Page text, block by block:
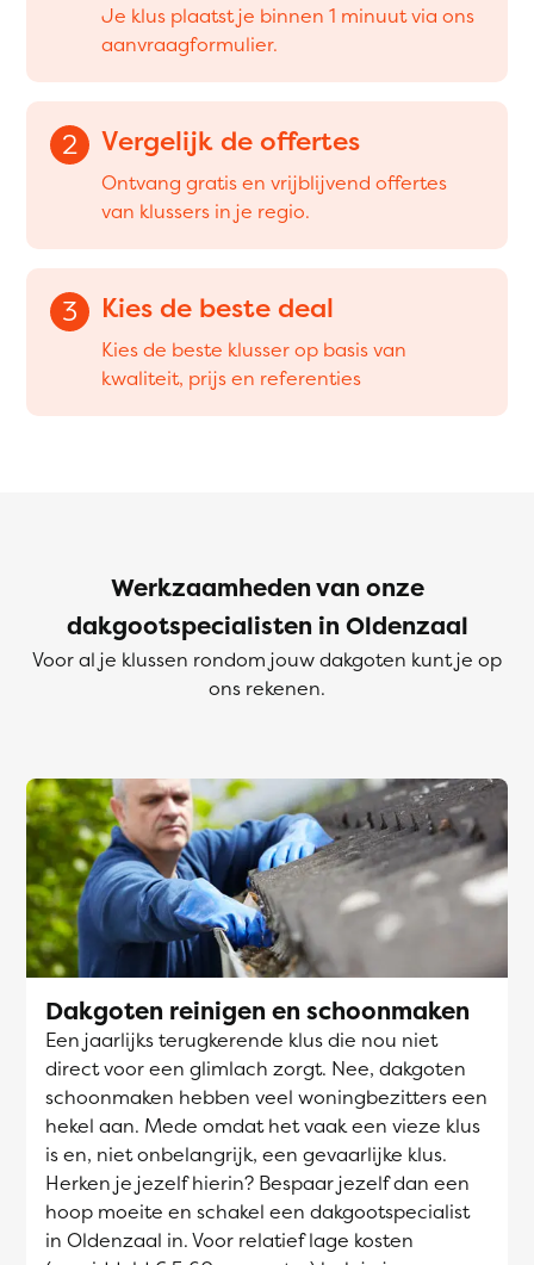
Je klus plaatst je binnen 1 minuut via ons
aanvraagformulier.
2 Vergelijk de offertes
Ontvang gratis en vrijblijvend offertes
van klussers in je regio.
3 Kies de beste deal
Kies de beste klusser op basis van
kwaliteit, prijs en referenties
Werkzaamheden van onze
dakgootspecialisten in Oldenzaal
Voor al je klussen rondom jouw dakgoten kunt je op
ons rekenen.
Dakgoten reinigen en schoonmaken
Een jaarlijks terugkerende klus die nou niet
direct voor een glimlach zorgt. Nee, dakgoten
schoonmaken hebben veel woningbezitters een
hekel aan. Mede omdat het vaak een vieze klus
is en, niet onbelangrijk, een gevaarlijke klus.
Herken je jezelf hierin? Bespaar jezelf dan een
hoop moeite en schakel een dakgootspecialist
in Oldenzaal in. Voor relatief lage kosten